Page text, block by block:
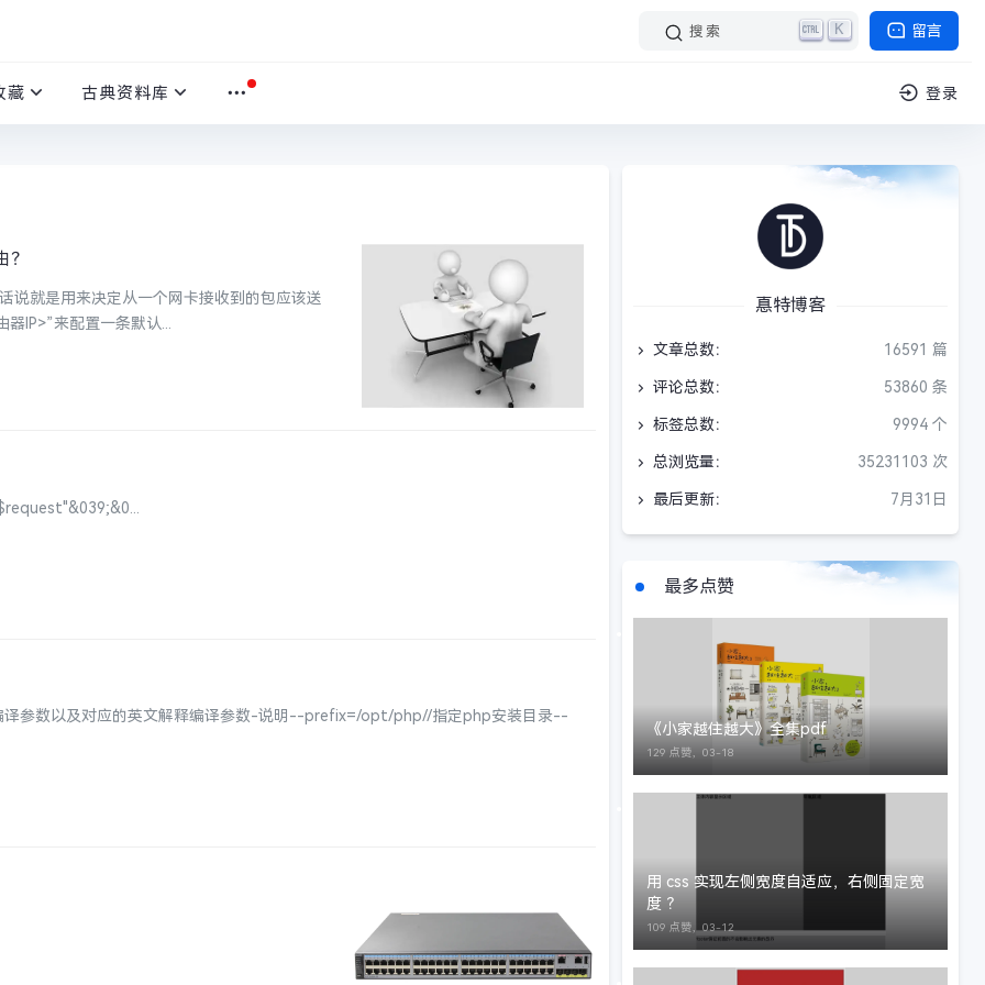
留言
搜索 K
藏 古典资料库 登录
说就是用来决定从一个网卡接收到的包应该送
IP>”来配置一条默认...
参数以及对应的英文解释编译参数-说明--prefix=/opt/php//指定php安装目录--
惪特博客
文章总数： 16591 篇
评论总数： 53860 条
标签总数： 9994 个
总浏览量： 35231103 次
最后更新： 7月31日
最多点赞
《小家越住越大》全集pdf
129 点赞， 03-18
用 css 实现左侧宽度自适应，右侧固定宽
度 ？
109 点赞， 03-12